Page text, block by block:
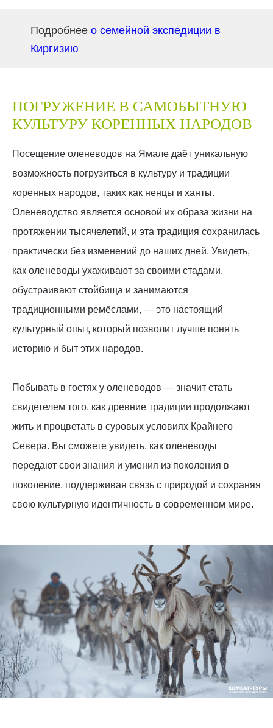
Подробнее о семейной экспедиции в
Киргизию
ПОГРУЖЕНИЕ В САМОБЫТНУЮ
КУЛЬТУРУ КОРЕННЫХ НАРОДОВ
Посещение оленеводов на Ямале даёт уникальную
возможность погрузиться в культуру и традиции
коренных народов, таких как ненцы и ханты.
Оленеводство является основой их образа жизни на
протяжении тысячелетий, и эта традиция сохранилась
практически без изменений до наших дней. Увидеть,
как оленеводы ухаживают за своими стадами,
обустраивают стойбища и занимаются
традиционными ремёслами, — это настоящий
культурный опыт, который позволит лучше понять
историю и быт этих народов.
Побывать в гостях у оленеводов — значит стать
свидетелем того, как древние традиции продолжают
жить и процветать в суровых условиях Крайнего
Севера. Вы сможете увидеть, как оленеводы
передают свои знания и умения из поколения в
поколение, поддерживая связь с природой и сохраняя
свою культурную идентичность в современном мире.